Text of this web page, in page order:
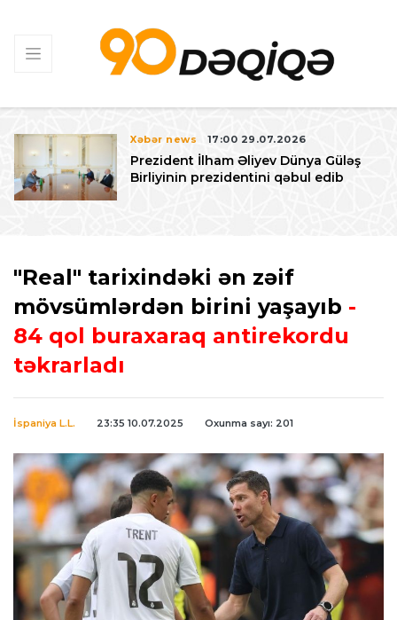
Xəbər news 17:00 29.07.2026
Prezident İlham Əliyev Dünya Güləş
Birliyinin prezidentini qəbul edib
"Real" tarixindəki ən zəif
mövsümlərdən birini yaşayıb -
84 qol buraxaraq antirekordu
təkrarladı
İspaniya L.L. 23:35 10.07.2025 Oxunma sayı: 201